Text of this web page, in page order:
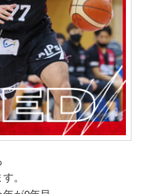
。